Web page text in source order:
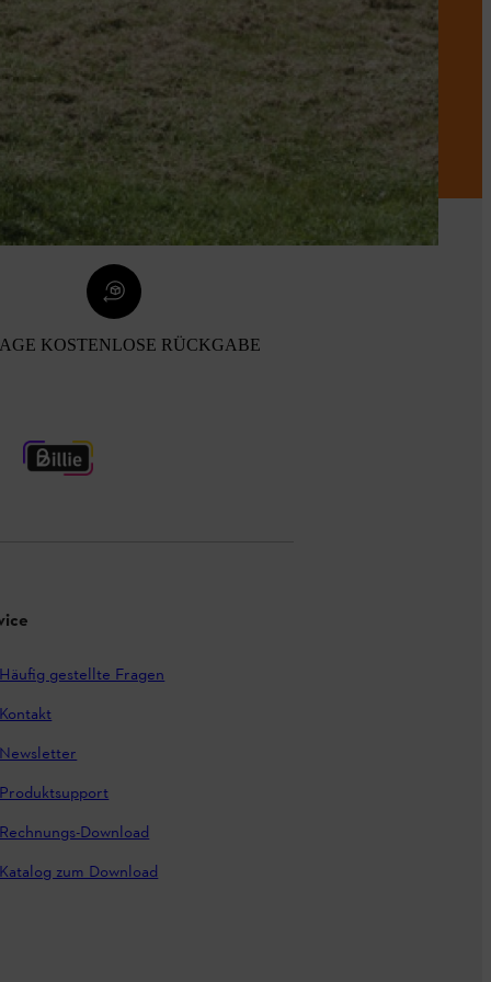
KOSTENLOSE RÜCKGABE
Häufig gestellte Fragen
Kontakt
Newsletter
Produktsupport
Rechnungs-Download
Katalog zum Download